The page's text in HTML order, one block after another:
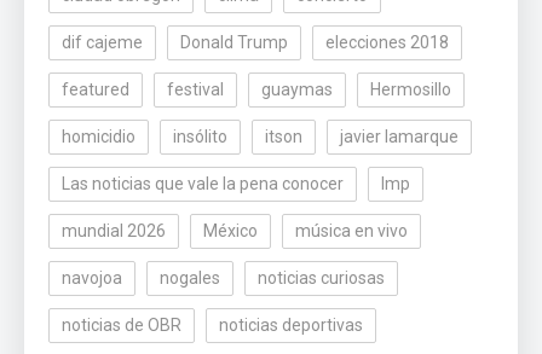
dif cajeme Donald Trump elecciones 2018
featured festival guaymas Hermosillo
homicidio insólito itson javier lamarque
Las noticias que vale la pena conocer lmp
mundial 2026 México música en vivo
navojoa nogales noticias curiosas
noticias de OBR noticias deportivas